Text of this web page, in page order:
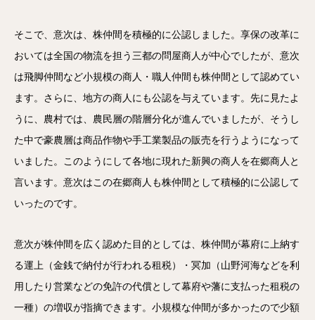
そこで、意次は、株仲間を積極的に公認しました。享保の改革に
おいては全国の物流を担う三都の問屋商人が中心でしたが、意次
は飛脚仲間など小規模の商人・職人仲間も株仲間として認めてい
ます。さらに、地方の商人にも公認を与えています。先に見たよ
うに、農村では、農民層の階層分化が進んでいましたが、そうし
た中で豪農層は商品作物や手工業製品の販売を行うようになって
いました。このようにして各地に現れた新興の商人を在郷商人と
言います。意次はこの在郷商人も株仲間として積極的に公認して
いったのです。
意次が株仲間を広く認めた目的としては、株仲間が幕府に上納す
る運上（金銭で納付が行われる租税）・冥加（山野河海などを利
用したり営業などの免許の代償として幕府や藩に支払った租税の
一種）の増収が指摘できます。小規模な仲間が多かったので少額